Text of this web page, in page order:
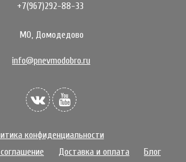
+7(967)292-88-33
МО, Домодедово
info@pnevmodobro.ru
конфиденциальности
Доставка и оплата
Блог